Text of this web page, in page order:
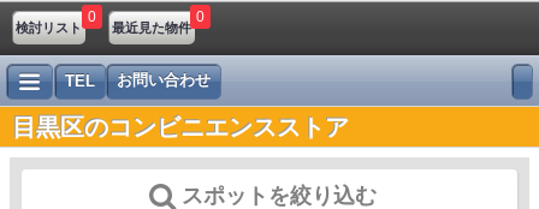
検討リスト
0
最近見た物件
0
TEL お問い合わせ
目黒区のコンビニエンスストア
スポットを絞り込む